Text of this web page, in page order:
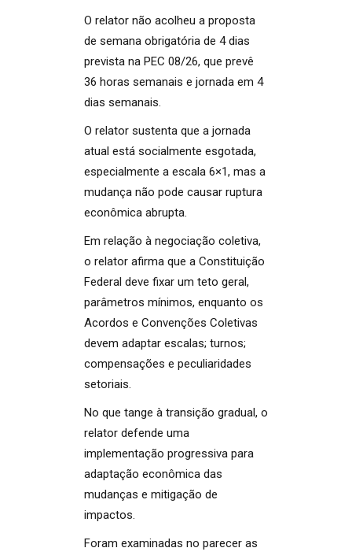
O relator não acolheu a proposta
de semana obrigatória de 4 dias
prevista na PEC 08/26, que prevê
36 horas semanais e jornada em 4
dias semanais.
O relator sustenta que a jornada
atual está socialmente esgotada,
especialmente a escala 6×1, mas a
mudança não pode causar ruptura
econômica abrupta.
Em relação à negociação coletiva,
o relator afirma que a Constituição
Federal deve fixar um teto geral,
parâmetros mínimos, enquanto os
Acordos e Convenções Coletivas
devem adaptar escalas; turnos;
compensações e peculiaridades
setoriais.
No que tange à transição gradual, o
relator defende uma
implementação progressiva para
adaptação econômica das
mudanças e mitigação de
impactos.
Foram examinadas no parecer as